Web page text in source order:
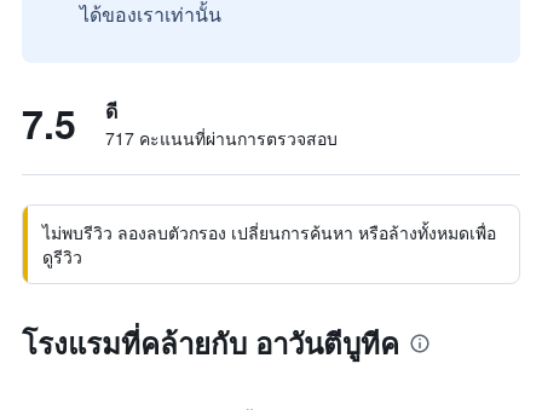
ได้ของเราเท่านั้น
7.5 ดี
717 คะแนนที่ผ่านการตรวจสอบ
ไม่พบรีวิว ลองลบตัวกรอง เปลี่ยนการค้นหา หรือล้างทั้งหมดเพื่อ
ดูรีวิว
โรงแรมที่คล้ายกับ อาวันตีบูทีค